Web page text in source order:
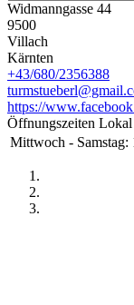
Widmanngasse 44
9500
Villach
Kärnten
+43/680/2356388
https://
Öffnungszeiten Lokal
Mittwoch - Samstag: